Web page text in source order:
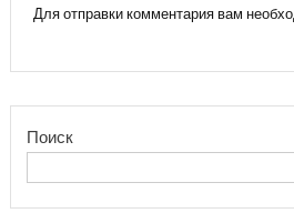
Для отправки комментария вам
Поиск